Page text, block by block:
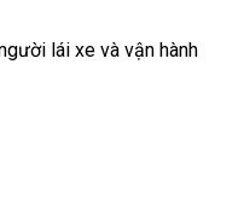
lái xe và vận hành